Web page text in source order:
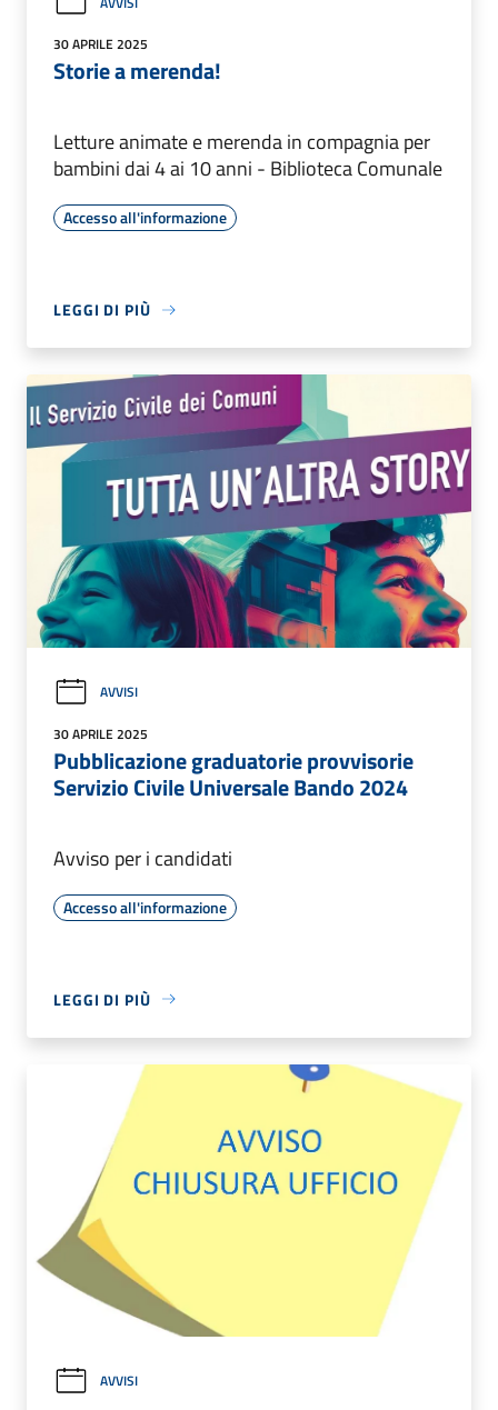
30 APRILE 2025
Storie a merenda!
Letture animate e merenda in compagnia per
bambini dai 4 ai 10 anni - Biblioteca Comunale
Accesso all'informazione
LEGGI DI PIÙ
AVVISI
30 APRILE 2025
Pubblicazione graduatorie provvisorie
Servizio Civile Universale Bando 2024
Avviso per i candidati
Accesso all'informazione
LEGGI DI PIÙ
AVVISI